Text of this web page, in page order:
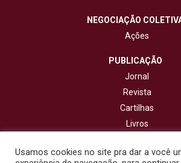
NEGOCIAÇÃO
Ações
PUBLICAÇÃO
Jornal
Revista
Cartilhas
Livros
Usamos cookies no site pra dar a você